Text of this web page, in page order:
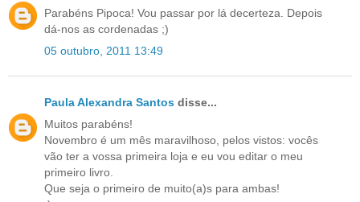
Parabéns Pipoca! Vou passar por lá decerteza. Depois
dá-nos as cordenadas ;)
05 outubro, 2011 13:49
Paula Alexandra Santos disse...
Muitos parabéns!
Novembro é um mês maravilhoso, pelos vistos: vocês
vão ter a vossa primeira loja e eu vou editar o meu
primeiro livro.
Que seja o primeiro de muito(a)s para ambas!